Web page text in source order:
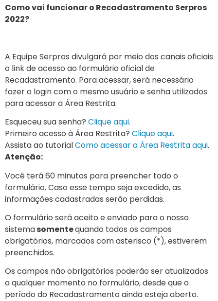
Como vai funcionar o Recadastramento Serpros
2022?
A Equipe Serpros divulgará por meio dos canais oficiais
o link de acesso ao formulário oficial de
Recadastramento. Para acessar, será necessário
fazer o login com o mesmo usuário e senha utilizados
para acessar a Área Restrita.
Esqueceu sua senha? Clique aqui.
Primeiro acesso à Área Restrita? Clique aqui.
Assista ao tutorialComo acessar a Área Restrita aqui.
Atenção:
Você terá 60 minutos para preencher todo o
formulário. Caso esse tempo seja excedido, as
informações cadastradas serão perdidas.
O formulário será aceito e enviado para o nosso
sistemasomentequando todos os campos
obrigatórios, marcados com asterisco (*), estiverem
preenchidos.
Os campos não obrigatórios poderão ser atualizados
a qualquer momento no formulário, desde que o
período do Recadastramento ainda esteja aberto.